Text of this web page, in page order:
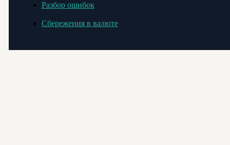
Разбор ошибок
Сбережения в валюте